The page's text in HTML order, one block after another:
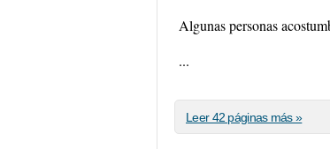
Algunas personas
...
Leer 42 páginas más »